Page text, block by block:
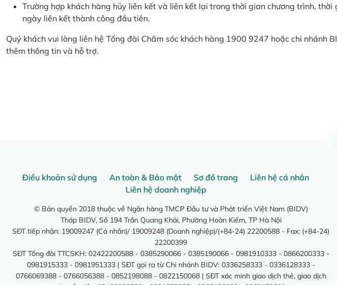
Trường hợp khách hàng hủy liên kết và liên kết lại trong thời gian chương trình, thời
ngày liên kết thành công đầu tiên.
Quý khách vui lòng liên hệ Tổng đài Chăm sóc khách hàng 1900 9247 hoặc chi nhánh
thêm thông tin và hỗ trợ.
Điều khoản sử dụng An toàn & Bảo mật Sơ đồ trang
Liên hệ cá nhân
Liên hệ doanh nghiệp
© Bản quyền 2018 thuộc về Ngân hàng TMCP Đầu tư và Phát triển Việt Nam (BIDV)
Tháp BIDV, Số 194 Trần Quang Khải, Phường Hoàn Kiếm, TP Hà Nội
SĐT tiếp nhận: 19009247 (Cá nhân)/ 19009248 (Doanh nghiệp)/(+84-24) 22200588 - Fax: (+84-24)
22200399
SĐT Tổng đài TTCSKH: 02422200588 - 0385290066 - 0385190066 - 0981910333 - 0866200333 -
0981915333 - 0981951333 | SĐT gọi ra từ Chi nhánh BIDV: 0336258333 - 0336128333 -
0766069388 - 0766056388 - 0852198088 - 0822150068 | SĐT xác minh giao dịch thẻ, giao dịch